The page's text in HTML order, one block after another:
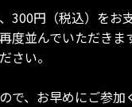
300円（税込）をお
いただきますよ
い。
、お早めにご参加